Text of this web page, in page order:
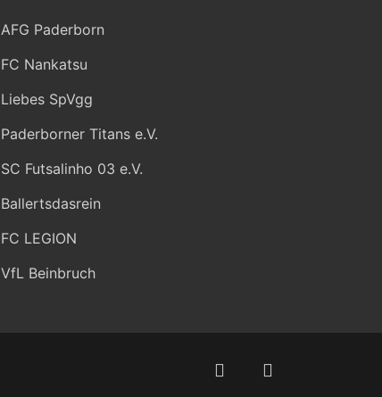
AFG Paderborn
FC Nankatsu
Liebes SpVgg
Paderborner Titans e.V.
SC Futsalinho 03 e.V.
Ballertsdasrein
FC LEGION
VfL Beinbruch